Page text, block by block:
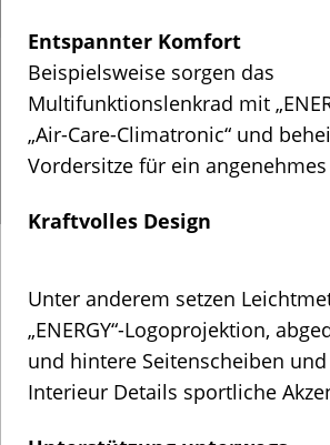
Entspannter Komfort
Beispielsweise sorgen das
Multifunktionslenkrad mit
„Air-Care-Climatronic“ und
Vordersitze für ein
Kraftvolles Design
Unter anderem setzen
„ENERGY“-Logoprojektion,
und hintere Seitenscheiben
Interieur Details sportliche